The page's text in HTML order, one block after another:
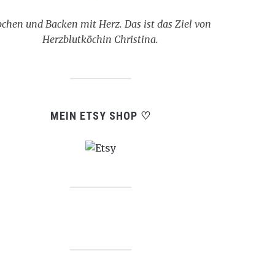
und Backen mit Herz. Das ist das Ziel von
Herzblutköchin Christina.
MEIN ETSY SHOP ♡